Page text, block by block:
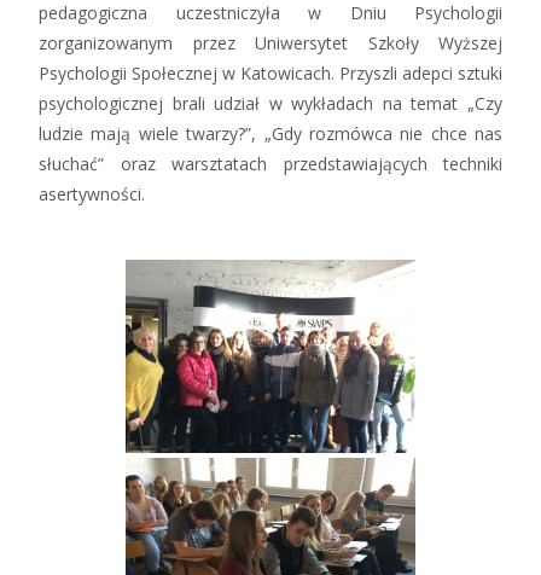
pedagogiczna uczestniczyła w Dniu Psychologii
zorganizowanym przez Uniwersytet Szkoły Wyższej
Psychologii Społecznej w Katowicach. Przyszli adepci sztuki
psychologicznej brali udział w wykładach na temat „Czy
ludzie mają wiele twarzy?”, „Gdy rozmówca nie chce nas
słuchać” oraz warsztatach przedstawiających techniki
asertywności.